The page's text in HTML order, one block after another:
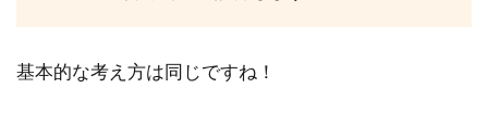
基本的な考え方は同じですね！